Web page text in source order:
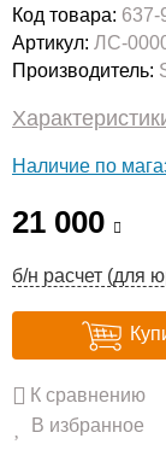
Код товара: 637-
Артикул: ЛС-
Производитель:
Наличие по
21 000
б/н расчет (для
К сравнению
В избранное